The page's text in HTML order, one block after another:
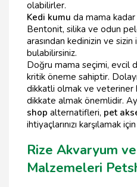
olabilirler.
Kedi kumu da mama
Bentonit, silika ve odun
arasından kedinizin ve sizin
bulabilirsiniz.
Doğru mama seçimi, evcil
kritik öneme sahiptir.
dikkatli olmak ve veteriner
dikkate almak önemlidir.
shop alternatifleri, pet
ihtiyaçlarınızı karşılamak
Rize Akvaryum
Malzemeleri